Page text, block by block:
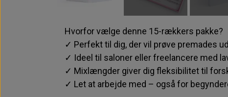
Hvorfor vælge denne 15-rækkers pakke?
✓ Perfekt til dig, der vil prøve premades
✓ Ideel til saloner eller freelancere med
✓ Mixlængder giver dig fleksibilitet til
✓ Let at arbejde med – også for